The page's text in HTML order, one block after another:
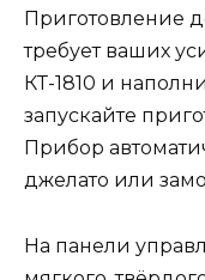
Приготовление
требует ваших
КТ-1810 и
запускайте
Прибор
джелато или
На панели